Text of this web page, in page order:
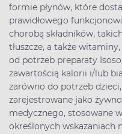
formie płynów, które
prawidłowego
chorobą składników,
tłuszcze, a także
od potrzeb preparaty
zawartością kalorii i/lub
zarówno do potrzeb
zarejestrowane jako
medycznego, stosowane
określonych wskazaniach